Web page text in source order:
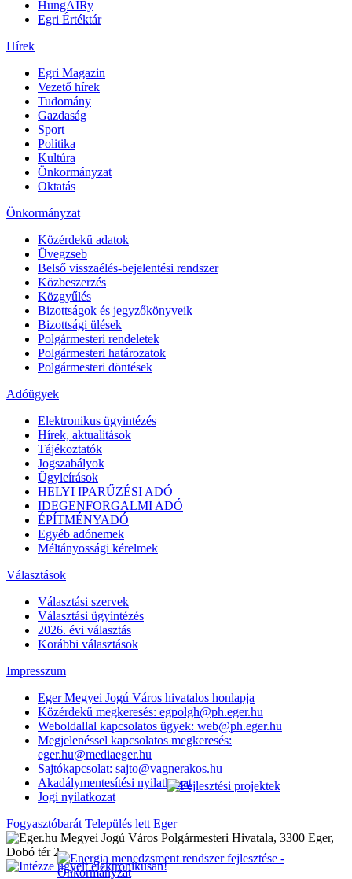
HungAIRy
Egri Értéktár
Hírek
Egri Magazin
Vezető hírek
Tudomány
Gazdaság
Sport
Politika
Kultúra
Önkormányzat
Oktatás
Önkormányzat
Közérdekű adatok
Üvegzseb
Belső visszaélés-bejelentési rendszer
Közbeszerzés
Közgyűlés
Bizottságok és jegyzőkönyveik
Bizottsági ülések
Polgármesteri rendeletek
Polgármesteri határozatok
Polgármesteri döntések
Adóügyek
Elektronikus ügyintézés
Hírek, aktualitások
Tájékoztatók
Jogszabályok
Ügyleírások
HELYI IPARŰZÉSI ADÓ
IDEGENFORGALMI ADÓ
ÉPÍTMÉNYADÓ
Egyéb adónemek
Méltányossági kérelmek
Választások
Választási szervek
Választási ügyintézés
2026. évi választás
Korábbi választások
Impresszum
Eger Megyei Jogú Város hivatalos honlapja
Közérdekű megkeresés: egpolgh@ph.eger.hu
Weboldallal kapcsolatos ügyek: web@ph.eger.hu
Megjelenéssel kapcsolatos megkeresés:
eger.hu@mediaeger.hu
Sajtókapcsolat: sajto@vagnerakos.hu
Akadálymentesítési nyilatkozat
Jogi nyilatkozat
Fogyasztóbarát Település lett Eger
Megyei Jogú Város Polgármesteri Hivatala, 3300 Eger,
Dobó tér 2.